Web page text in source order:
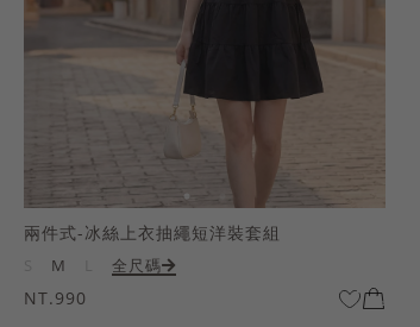
兩件式-冰絲上衣抽繩短洋裝套組
M 全尺碼
NT.990